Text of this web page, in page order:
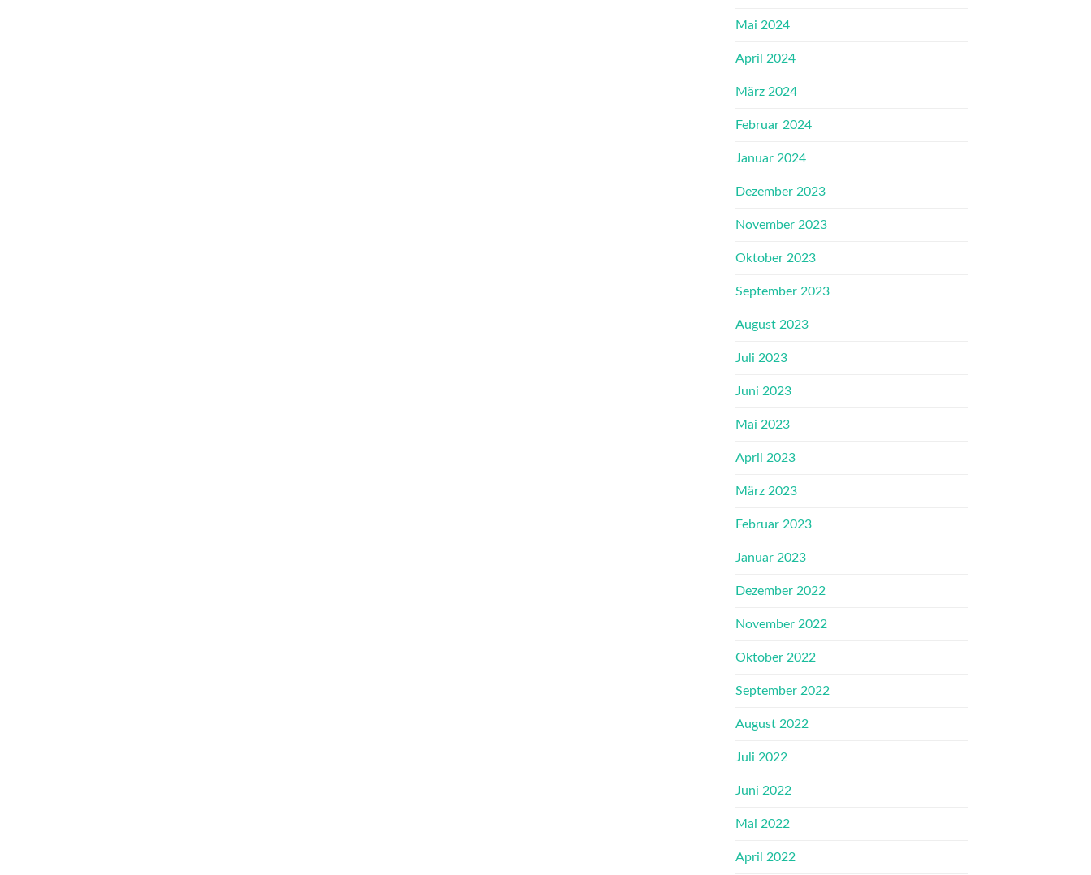
Mai 2024
April 2024
März 2024
Februar 2024
Januar 2024
Dezember 2023
November 2023
Oktober 2023
September 2023
August 2023
Juli 2023
Juni 2023
Mai 2023
April 2023
März 2023
Februar 2023
Januar 2023
Dezember 2022
November 2022
Oktober 2022
September 2022
August 2022
Juli 2022
Juni 2022
Mai 2022
April 2022